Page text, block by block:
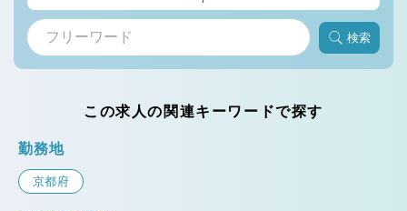
検索
この求人の関連キーワードで探す
勤務地
京都府